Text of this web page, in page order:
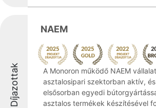
Díjazottak
NAEM
A Monoron működő NAEM
asztalosipari szektorban aktív, és
elsősorban egyedi
asztalos termékek készítésével